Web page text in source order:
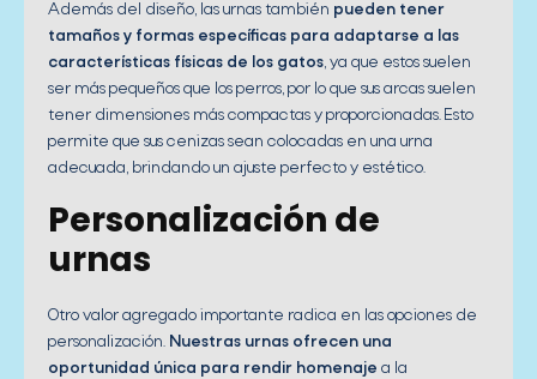
Además del diseño, las urnas también pueden tener
tamaños y formas específicas para adaptarse a las
características físicas de los gatos, ya que estos suelen
ser más pequeños que los perros, por lo que sus arcas suelen
tener dimensiones más compactas y proporcionadas. Esto
permite que sus cenizas sean colocadas en una urna
adecuada, brindando un ajuste perfecto y estético.
Personalización de
urnas
Otro valor agregado importante radica en las opciones de
personalización. Nuestras urnas ofrecen una
oportunidad única para rendir homenaje a la